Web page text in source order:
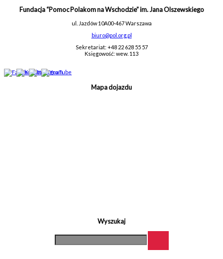
Fundacja “Pomoc Polakom na Wschodzie” im. Jana Olszewskiego
ul. Jazdów 10A00-467 Warszawa
biuro@pol.org.pl
Sekretariat: +48 22 628 55 57
Księgowość: wew. 113
Mapa dojazdu
Wyszukaj